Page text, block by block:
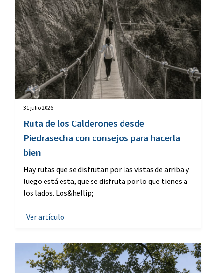
31 julio 2026
Ruta de los Calderones desde
Piedrasecha con consejos para hacerla
bien
Hay rutas que se disfrutan por las vistas de arriba y
luego está esta, que se disfruta por lo que tienes a
los lados. Los&hellip;
Ver artículo